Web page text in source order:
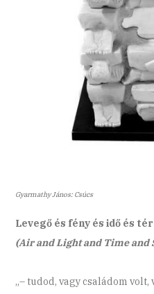
Gyarmathy János: Csúcs
Levegő és fény és idő és tér
(Air and Light and Time and
„– tudod, vagy családom volt,